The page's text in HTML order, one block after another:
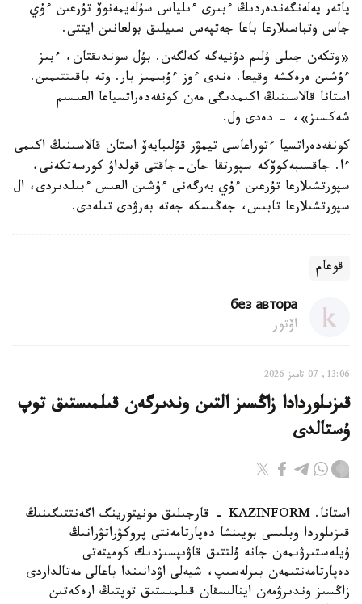
پاتەر يەلەنگەندەردىڭ ءبىرى ءىلياس سۇلەيمەنوۆ تۇرعىن ءۇي
جاس وتباسىلارعا باعا جەتپەس سىيلىق بولعانىن ايتتى.
«وتكەن جىلى ۇلىم دۇنيەگە كەلگەن. بۇل سوندىقتان، ءبىز
ءۇشىن ەرەكشە وقيعا. ەندى ءوز ءۇيىمىز بار. وتە باقىتتىمىن.
استانا قالاسىنىڭ اكىمدىگى مەن كونفەدەراتسياعا العىسىم
شەكسىز»، - دەدى ول.
كونفەدەراتسيا ءتوراعاسى تيمۋر قۇلىبايەۆ استان قالاسىنىڭ اكىمى
ءا. جاقسىبەكوۆكە سپورتقا جان-جاقتى قولداۋ كورسەتكەنى،
سپورتشىلارعا تۇرعىن ءۇي بەرگەنى ءۇشىن العىس ءبىلدىردى، ال
سپورتشىلارعا تابىس، جەڭىسكە جەتە بەرۋدى تىلەدى.
قوعام
без автора
اۆتور
13:06, 07 تامىز 2026
قىزىلوردادا زاڭسىز التىن وندىرگەن قىلمىستىق توپ
ۇستالدى
استانا. KAZINFORM - قارجىلىق مونيتورينگ اگەنتتىگىنىڭ
قىزىلوردا وبلىسى بويىنشا دەپارتامەنتى پروكۋراتۋرانىڭ
ۇيلەستىرۋىمەن جانە ۇلتتىق قاۋىپسىزدىك كوميتەتى
دەپارتامەنتىمەن بىرلەسىپ، شيەلى اۋدانىندا باعالى مەتالداردى
زاڭسىز وندىرۋمەن اينالىسقان قىلمىستىق توپتىڭ ارەكەتىن